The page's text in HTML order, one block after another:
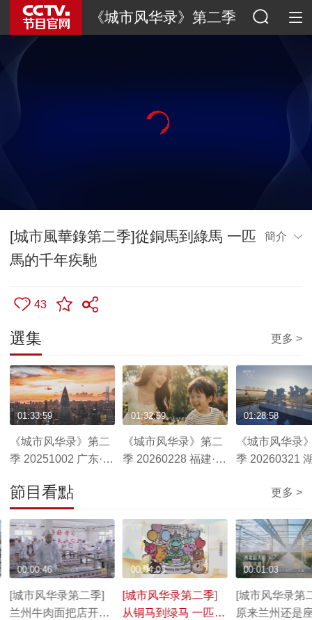
《城市风华录》第二季
[城市風華錄第二季]從銅馬到綠馬 一匹
馬的千年疾馳
簡介
43
選集 更多 >
《城市风华录》第二
季 20251002 广东·深
01:33:59
《城市风华录》第二
季 20260228 福建·莆
01:32:59
《城市风华录
季 20260321
01:28:58
節目看點 更多 >
[城市风华录第二季]
兰州牛肉面把店开遍
00:00:46
[城市风华录第二季]
从铜马到绿马 一匹马
00:04:03
[城市风华录第
原来兰州还是
00:01:03